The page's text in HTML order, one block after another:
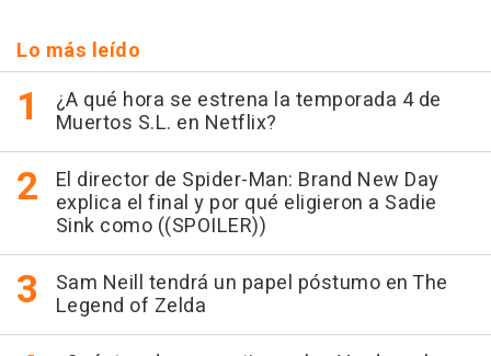
Lo más leído
¿A qué hora se estrena la temporada 4 de
Muertos S.L. en Netflix?
El director de Spider-Man: Brand New Day
explica el final y por qué eligieron a Sadie
Sink como ((SPOILER))
Sam Neill tendrá un papel póstumo en The
Legend of Zelda